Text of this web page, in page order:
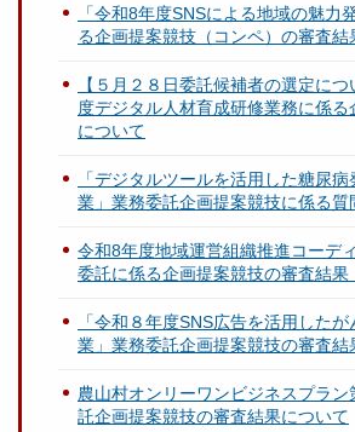
「令和8年度SNSによる地域の魅力
る企画提案競技（コンペ）の審査結
【５月２８日委託候補者の選定に
度デジタル人材育成研修業務に係
について
「デジタルツールを活用した糖尿
業」業務委託企画提案競技に係る質
令和8年度地域運営組織推進コーデ
委託に係る企画提案競技の審査結果
「令和８年度SNS広告を活用した
業」業務委託企画提案競技の審査結
農山村オンリーワンビジネスプラ
託企画提案競技の審査結果について